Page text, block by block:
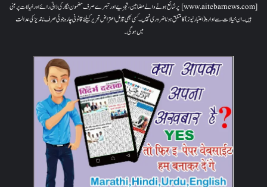
[www.aitebarnews.com] پر شائع ہونے والے مضامین، تجزیے اور تبصرے صرف مضمون نگار کی ذاتی رائے اور خیالات پر مبنی
ہیں۔ ان خیالات سے ادارہ (اعتبار نیوز) کا متفق ہونا ضروری نہیں۔ کسی بھی قابل اعتراض تحریر کیلئے قانونی چارہ جوئی صرف ناندیڑ کی عدالت
میں ہوگی۔